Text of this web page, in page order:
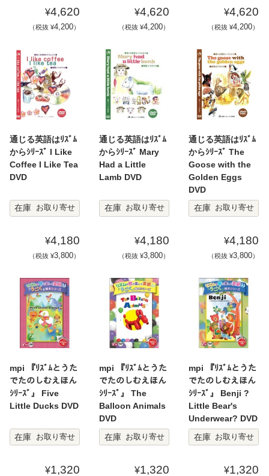
¥4,620
（税抜 ¥4,200）
¥4,620
（税抜 ¥4,200）
¥4,620
（税抜 ¥4,200）
通じる英語はﾘｽﾞﾑ
からｼﾘｰｽﾞ I Like
Coffee I Like Tea
DVD
在庫 お取り寄せ
¥4,180
（税抜 ¥3,800）
通じる英語はﾘｽﾞﾑ
からｼﾘｰｽﾞ Mary
Had a Little
Lamb DVD
在庫 お取り寄せ
¥4,180
（税抜 ¥3,800）
通じる英語はﾘｽﾞﾑ
からｼﾘｰｽﾞ The
Goose with the
Golden Eggs
DVD
在庫
お取り寄せ
¥4,180
（税抜 ¥3,800）
mpi 『ﾘｽﾞﾑとうた
でたのしむえほん
ｼﾘｰｽﾞ』 Five
Little Ducks DVD
在庫 お取り寄せ
¥1,320
mpi 『ﾘｽﾞﾑとうた
でたのしむえほん
ｼﾘｰｽﾞ』 The
Balloon Animals
DVD
在庫
お取り寄せ
¥1,320
mpi 『ﾘｽﾞﾑとうた
でたのしむえほん
ｼﾘｰｽﾞ』 Benji ?
Little Bear's
Underwear? DVD
在庫
お取り寄せ
¥1,320